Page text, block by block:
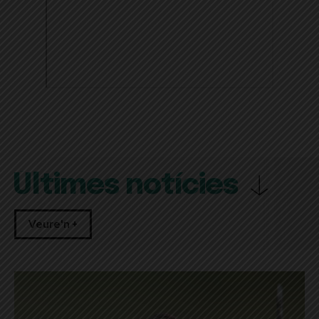
Últimes notícies
Veure'n +